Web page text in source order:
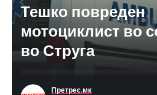
Тешко повреден
мотоциклист во
во Струга
Претрес.мк